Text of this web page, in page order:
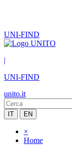
UNI-FIND
|
UNI-FIND
unito.it
IT EN
×
Home